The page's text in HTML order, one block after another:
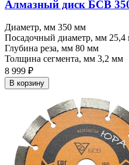
Алмазный диск БСВ
Диаметр, мм 350 мм
Посадочный диаметр, мм 25,4
Глубина реза, мм 80 мм
Толщина сегмента, мм 3,2 мм
8 999 ₽
В корзину